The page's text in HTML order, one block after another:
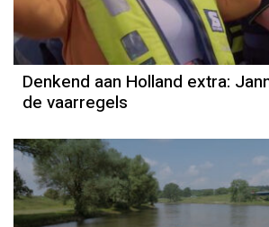
Denkend aan Holland extra:
de vaarregels